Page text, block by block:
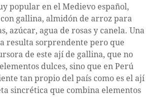
popular en el Medievo español,
gallina, almidón de arroz para
azúcar, agua de rosas y canela. Una
resulta sorprendente pero que
de este ají de gallina, que no
dulces, sino que en Perú
tan propio del país como es el ají
sincrética que combina elementos